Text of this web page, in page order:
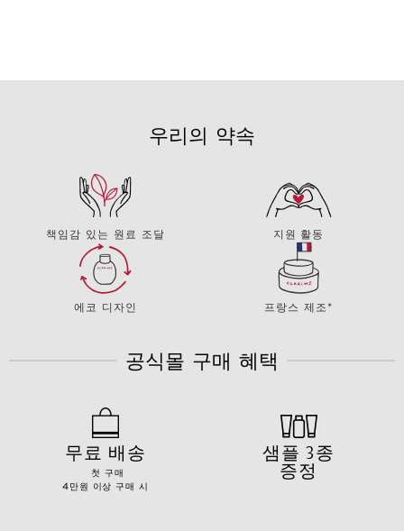
우리의 약속
책임감 있는 원료 조달 지원 활동
에코 디자인 프랑스 제조*
공식몰 구매 혜택
무료 배송
첫 구매
4만원 이상 구매 시
샘플 3종
증정